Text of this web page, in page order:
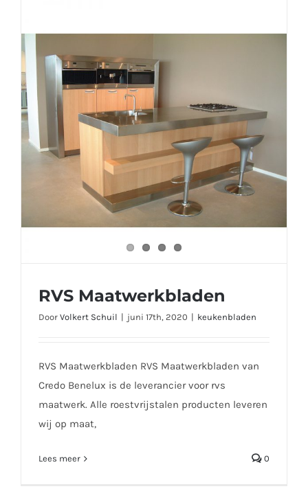
RVS Maatwerkbladen
Door Volkert Schuil | juni 17th, 2020 | keukenbladen
RVS Maatwerkbladen RVS Maatwerkbladen van
Credo Benelux is de leverancier voor rvs
maatwerk. Alle roestvrijstalen producten leveren
wij op maat,
Lees meer 0